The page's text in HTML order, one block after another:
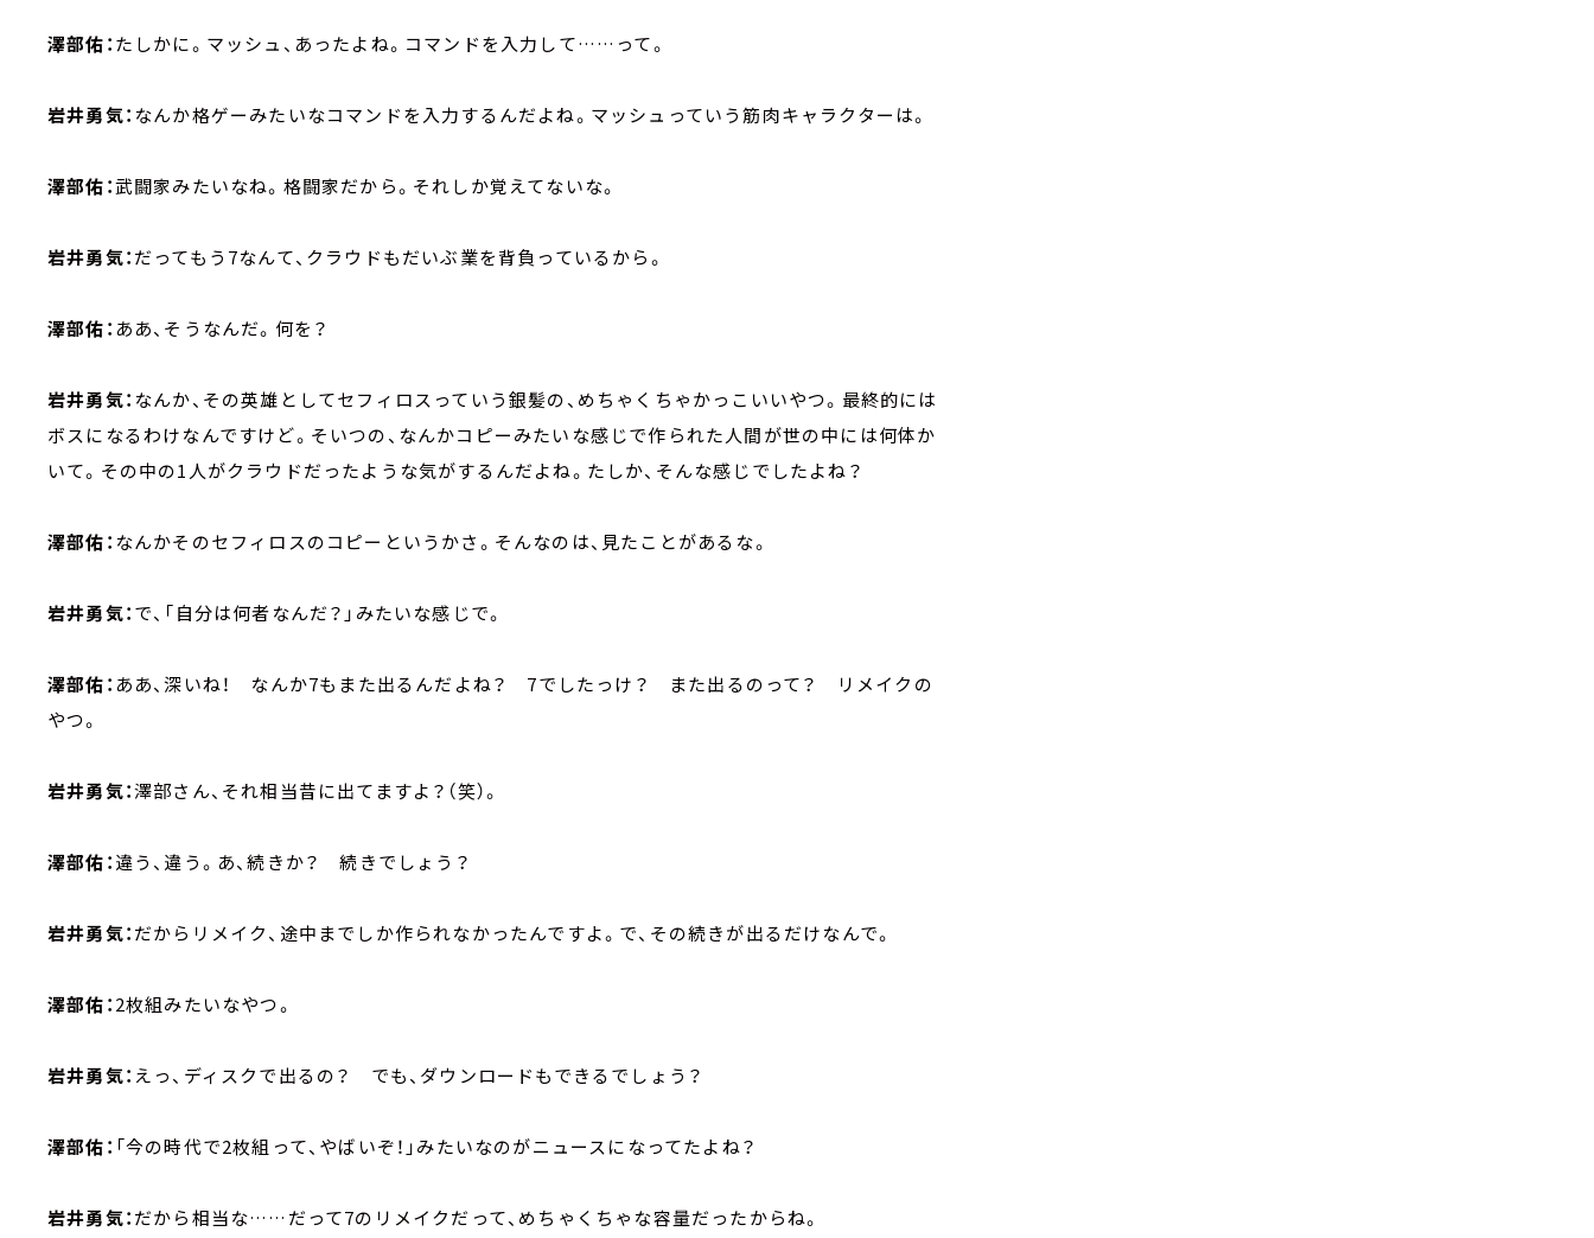
澤部佑：たしかに。マッシュ、あったよね。コマンドを入力して……って。
岩井勇気： なんか格ゲーみたいなコマンドを入力するんだよね。マッシュっていう筋肉キャラクターは。
澤部佑：武闘家みたいなね。格闘家だから。それしか覚えてないな。
岩井勇気：だってもう7なんて、クラウドもだいぶ業を背負っているから。
澤部佑： ああ、そうなんだ。何を？
岩井勇気： なんか、その英雄としてセフィロスっていう銀髪の、めちゃくちゃかっこいいやつ。最終的には
ボスになるわけなんですけど。そいつの、なんかコピーみたいな感じで作られた人間が世の中には何体か
いて。その中の1人がクラウドだったような気がするんだよね。たしか、そんな感じでしたよね？
澤部佑： なんかそのセフィロスのコピーというかさ。そんなのは、見たことがあるな。
岩井勇気：で、「自分は何者なんだ？」みたいな感じで。
澤部佑： ああ、深いね！ なんか7もまた出るんだよね？ 7でしたっけ？ また出るのって？ リメイクの
やつ。
岩井勇気：澤部さん、それ相当昔に出てますよ？（笑）。
澤部佑：違う、違う。あ、続きか？ 続きでしょう？
岩井勇気：だからリメイク、途中までしか作られなかったんですよ。で、その続きが出るだけなんで。
澤部佑：2枚組みたいなやつ。
岩井勇気： えっ、ディスクで出るの？ でも、ダウンロードもできるでしょう？
澤部佑： 「今の時代で2枚組って、やばいぞ！」みたいなのがニュースになってたよね？
岩井勇気：だから相当な……だって7のリメイクだって、めちゃくちゃな容量だったからね。